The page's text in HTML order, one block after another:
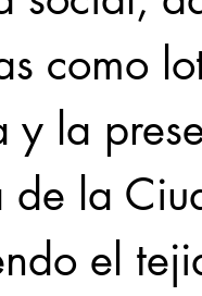
como
y la
de la
el